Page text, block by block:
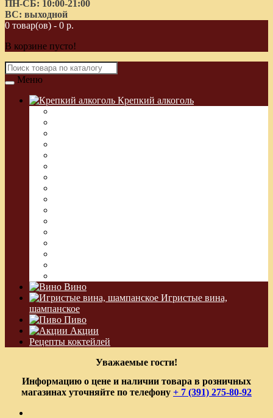
ПН-СБ: 10:00-21:00
ВС: выходной
0 товар(ов) - 0 р.
В корзине пусто!
Меню
Крепкий алкоголь
Вино
Игристые вина,
шампанское
Пиво
Акции
Рецепты коктейлей
Уважаемые гости!
Информацию о цене и наличии товара в розничных
магазинах уточняйте по телефону + 7 (391) 275-80-92